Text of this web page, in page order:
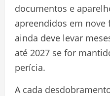
documentos e
apreendidos em nove
ainda deve levar
até 2027 se for
perícia.
A cada